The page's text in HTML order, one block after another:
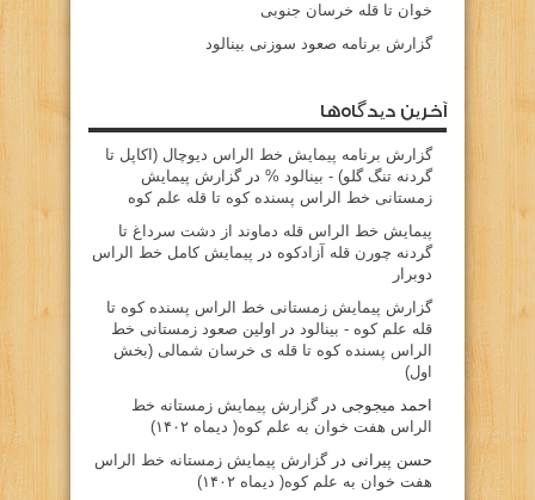
خوان تا قله خرسان جنوبی
گزارش برنامه صعود سوزنی بینالود
آخرین دیدگاه‌ها
گزارش برنامه پيمايش خط الراس ديوچال (اكاپل تا
گردنه تنگ گلو) - بينالود % درگزارش پیمایش
زمستانی خط الراس پسنده کوه تا قله علم کوه
پيمايش خط الراس قله دماوند از دشت سرداغ تا
گردنه چورن قله آزادكوه در پیمایش کامل خط الراس
دوبرار
گزارش پیمایش زمستانی خط الراس پسنده کوه تا
قله علم کوه - بينالود در
اولین صعود زمستانی خط
الراس پسنده کوه تا قله ی خرسان شمالی (بخش
اول)
احمد میجوجی درگزارش پیمایش زمستانه خط
الراس هفت خوان به علم کوه( دیماه ۱۴۰۲)
حسن پیرانی درگزارش پیمایش زمستانه خط الراس
هفت خوان به علم کوه( دیماه ۱۴۰۲)